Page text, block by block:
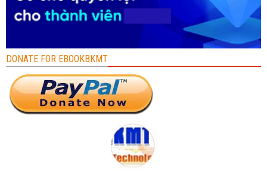
DONATE FOR EBOOKBKMT